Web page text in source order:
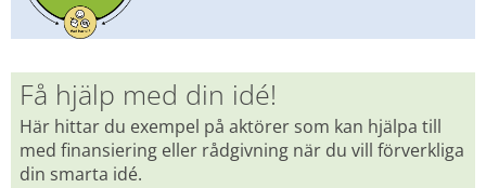
Få hjälp med din idé!
Här hittar du exempel på aktörer som kan hjälpa till
med finansiering eller rådgivning när du vill förverkliga
din smarta idé.